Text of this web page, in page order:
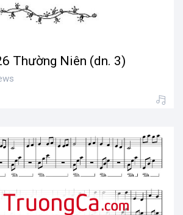
Thường Niên (dn. 3)